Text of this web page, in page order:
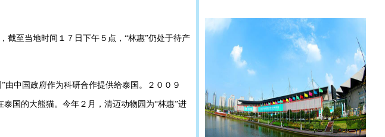
截至当地时间１７日下午５点，“林惠”仍处于待产
由中国政府作为科研合作提供给泰国。２００９
国的大熊猫。今年２月，清迈动物园为“林惠”进